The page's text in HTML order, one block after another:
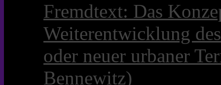
Fremdtext: Das
Weiterentwicklung
oder neuer urbaner
Bennewitz)